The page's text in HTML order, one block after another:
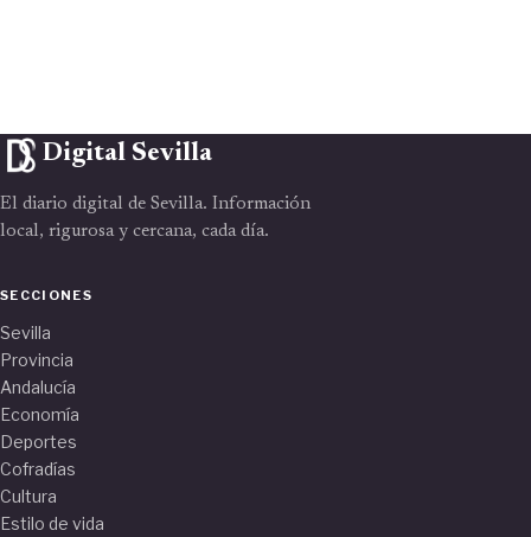
Digital Sevilla
El diario digital de Sevilla. Información
local, rigurosa y cercana, cada día.
SECCIONES
Sevilla
Provincia
Andalucía
Economía
Deportes
Cofradías
Cultura
Estilo de vida